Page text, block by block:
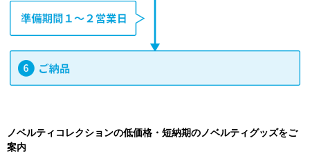
ノベルティコレクションの低価格・短納期のノベルティグッズをご
案内